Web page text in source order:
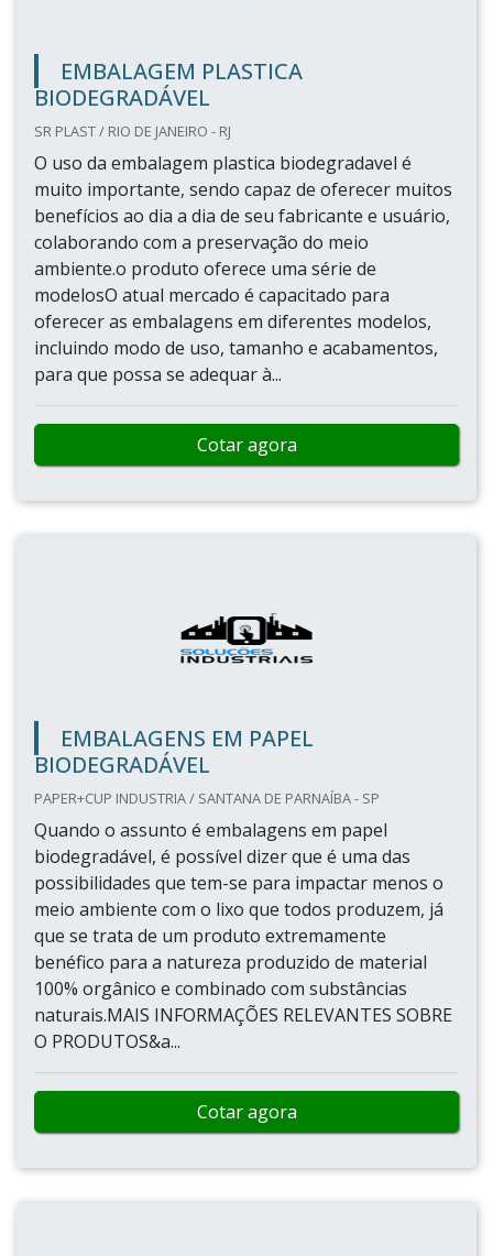
EMBALAGEM PLASTICA
BIODEGRADÁVEL
SR PLAST / RIO DE JANEIRO - RJ
O uso da embalagem plastica biodegradavel é
muito importante, sendo capaz de oferecer muitos
benefícios ao dia a dia de seu fabricante e usuário,
colaborando com a preservação do meio
ambiente.o produto oferece uma série de
modelosO atual mercado é capacitado para
oferecer as embalagens em diferentes modelos,
incluindo modo de uso, tamanho e acabamentos,
para que possa se adequar à...
Cotar agora
EMBALAGENS EM PAPEL
BIODEGRADÁVEL
PAPER+CUP INDUSTRIA / SANTANA DE PARNAÍBA - SP
Quando o assunto é embalagens em papel
biodegradável, é possível dizer que é uma das
possibilidades que tem-se para impactar menos o
meio ambiente com o lixo que todos produzem, já
que se trata de um produto extremamente
benéfico para a natureza produzido de material
100% orgânico e combinado com substâncias
naturais.MAIS INFORMAÇÕES RELEVANTES SOBRE
O PRODUTOS&a...
Cotar agora